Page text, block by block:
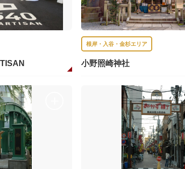
根岸・入谷・金杉エリア
小野照崎神社